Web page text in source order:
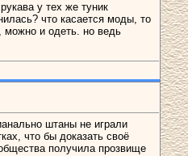
у тех же туник
что касается моды, то
можно и одеть. но ведь
штаны не играли
что бы доказать своё
получила прозвище